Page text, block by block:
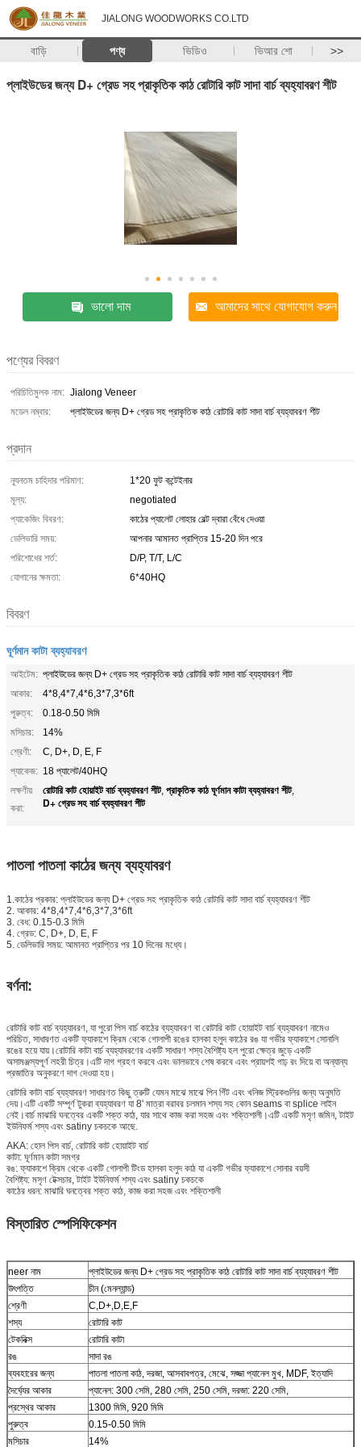
JIALONG WOODWORKS CO.LTD
বাড়ি পণ্য ভিডিও ভিআর শো >>
প্লাইউডের জন্য D+ গ্রেড সহ প্রাকৃতিক কাঠ রোটারি কাট সাদা বার্চ ব্যহ্যাবরণ শীট
ভালো দাম আমাদের সাথে যোগাযোগ করুন
পণ্যের বিবরণ
পরিচিতিমুলক নাম: Jialong Veneer
মডেল নম্বার:
প্লাইউডের জন্য D+ গ্রেড সহ প্রাকৃতিক কাঠ রোটারি কাট সাদা বার্চ ব্যহ্যাবরণ শীট
প্রদান
ন্যূনতম চাহিদার পরিমাণ:
1*20 ফুট কন্টেইনার
মূল্য:
negotiated
প্যাকেজিং বিবরণ:
কাঠের প্যালেট লোহার বেল্ট দ্বারা বেঁধে দেওয়া
ডেলিভারি সময়:
আপনার আমানত প্রাপ্তির 15-20 দিন পরে
পরিশোধের শর্ত:
D/P, T/T, L/C
যোগানের ক্ষমতা:
6*40HQ
বিবরণ
ঘূর্ণমান কাটা ব্যহ্যাবরণ
আইটেম: প্লাইউডের জন্য D+ গ্রেড সহ প্রাকৃতিক কাঠ রোটারি কাট সাদা বার্চ ব্যহ্যাবরণ শীট
আকার:
4*8,4*7,4*6,3*7,3*6ft
পুরুত্ব:
0.18-0.50 মিমি
মসিচার:
14%
শ্রেণী:
C, D+, D, E, F
প্যাকেজ: 18 প্যালেট/40HQ
লক্ষণীয়
করা:
রোটারি কাট হোয়াইট বার্চ ব্যহ্যাবরণ শীট, প্রাকৃতিক কাঠ ঘূর্ণমান কাটা ব্যহ্যাবরণ শীট,
D+ গ্রেড সহ বার্চ ব্যহ্যাবরণ শীট
পাতলা পাতলা কাঠের জন্য ব্যহ্যাবরণ
1.কাঠের প্রকার: প্লাইউডের জন্য D+ গ্রেড সহ প্রাকৃতিক কাঠ রোটারি কাট সাদা বার্চ ব্যহ্যাবরণ শীট
2. আকার: 4*8,4*7,4*6,3*7,3*6ft
3. বেধ: 0.15-0.3 মিমি
4. গ্রেড: C, D+, D, E, F
5. ডেলিভারি সময়: আমানত প্রাপ্তির পর 10 দিনের মধ্যে।
বর্ণনা:
রোটারি কাট বার্চ ব্যহ্যাবরণ, যা পুরো পিস বার্চ কাঠের ব্যহ্যাবরণ বা রোটারি কাট হোয়াইট বার্চ ব্যহ্যাবরণ নামেও
পরিচিত, সাধারণত একটি ফ্যাকাশে ক্রিম থেকে গোলাপী রঙের হালকা হলুদ কাঠের রঙ যা গভীর ফ্যাকাশে সোনালি
রঙের হয়ে যায়।রোটারি কাটা বার্চ ব্যহ্যাবরণের একটি সাধারণ শস্য বৈশিষ্ট্য হল পুরো ক্ষেত্র জুড়ে একটি
অসামঞ্জস্যপূর্ণ লহরী চিত্র।এটি দাগ গ্রহণ করবে এবং ভালভাবে শেষ করবে এবং প্রায়শই গাঢ় রং দিয়ে বা অন্যান্য
প্রজাতির অনুকরণে দাগ দেওয়া হয়।
রোটারি কাটা বার্চ ব্যহ্যাবরণ সাধারণত কিছু ত্রুটি যেমন মাঝে মাঝে পিন গিঁট এবং খনিজ স্ট্রিকগুলির জন্য অনুমতি
দেয়।এটি একটি সম্পূর্ণ টুকরা ব্যহ্যাবরণ যা 8' মাত্রা বরাবর চলমান শস্য সহ কোন seams বা splice লাইন
নেই।বার্চ মাঝারি ঘনত্বের একটি শক্ত কাঠ, যার সাথে কাজ করা সহজ এবং শক্তিশালী।এটি একটি মসৃণ জমিন, টাইট
ইউনিফর্ম শস্য এবং satiny চকচকে আছে.
AKA: হোল পিস বার্চ, রোটারি কাট হোয়াইট বার্চ
কাটা: ঘূর্ণমান কাটা সমগ্র
রঙ: ফ্যাকাশে ক্রিম থেকে একটি গোলাপী টিংড হালকা হলুদ কাঠ যা একটি গভীর ফ্যাকাশে সোনার বয়সী
বৈশিষ্ট্য: মসৃণ টেক্সচার, টাইট ইউনিফর্ম শস্য এবং satiny চকচকে
কাঠের ধরন: মাঝারি ঘনত্বের শক্ত কাঠ, কাজ করা সহজ এবং শক্তিশালী
বিস্তারিত স্পেসিফিকেশন
neer নাম
প্লাইউডের জন্য D+ গ্রেড সহ প্রাকৃতিক কাঠ রোটারি কাট সাদা বার্চ ব্যহ্যাবরণ শীট
উৎপত্তি
চীন (মেনল্যান্ড)
শ্রেণী
C,D+,D,E,F
শস্য
রোটারি কাট
টেকনিক্স
রোটারি কাটা
রঙ
সাদা রঙ
ব্যবহারের জন্য
পাতলা পাতলা কাঠ, দরজা, আসবাবপত্র, মেঝে, সজ্জা প্যানেল মুখ, MDF, ইত্যাদি
দৈর্ঘ্যের আকার
প্যানেল: 300 সেমি, 280 সেমি, 250 সেমি, দরজা: 220 সেমি,
প্রস্থের আকার
1300 মিমি, 920 মিমি
পুরুত্ব
0.15-0.50 মিমি
মসিচার
14%